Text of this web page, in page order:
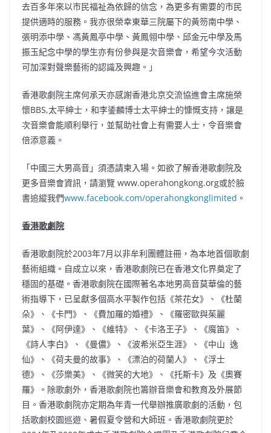
去百多年來以市民福祉為依歸的信念，為更多有需要的市民
提供適時的服務。我亦很榮幸東華三院屬下的黃笏南中學、
張明添中學、馮黃鳳亭中學、黃鳳翎中學、邱金元中學及馬
振玉紀念中學的學生亦有份參與是次音樂會，希望今次活動
可加深對聲樂藝術的認識及興趣。」
香港歌劇院主席何承天亦感謝香港北京交流協進會主席施榮
懷BBS,太平紳士，和李鋈麟博士太平紳士的慷慨支持，讓是
次音樂會能順利舉行，並幫助社會上有需要人士，令音樂會
倍添意義。
「中國三大男高音」須憑請柬入場。如欲了解香港歌劇院及
更多音樂會資訊，請瀏覽 www.operahongkong.org或於臉
書追縱我們www.facebook.com/operahongkonglimited 。
香港歌劇院
香港歌劇院於2003年7月以非牟利團體註冊，為本地首個歌劇
藝術組織。自成立以來，香港歌劇院已在香港文化界奠定了
穩固的基礎。香港歌劇院在國際著名本地男高音莫華倫的藝
術指導下，已呈獻多個高水平製作包括《茶花女》、《杜蘭
朵》、《卡門》、《費加羅的婚禮》、《羅密歐與茱麗
葉》、《阿伊達》、《維特》、《卡洛王子》、《魔笛》、
《詩人李白》、《曼儂》、《波希米亞生涯》、《中山  逸
仙》、《荷夫曼的故事》、《漂泊的荷蘭人》、《浮士
德》、《莎樂美》、《微笑的大地》、《托斯卡》及《奧賽
羅》。除歌劇外，香港歌劇院也籌辦音樂會和教育及外展節
目。香港歌劇院亦定期為年青一代舉辦推廣歌劇的活動，包
括歌劇校園巡遊、暑假夏令營和大師班。香港歌劇院更於